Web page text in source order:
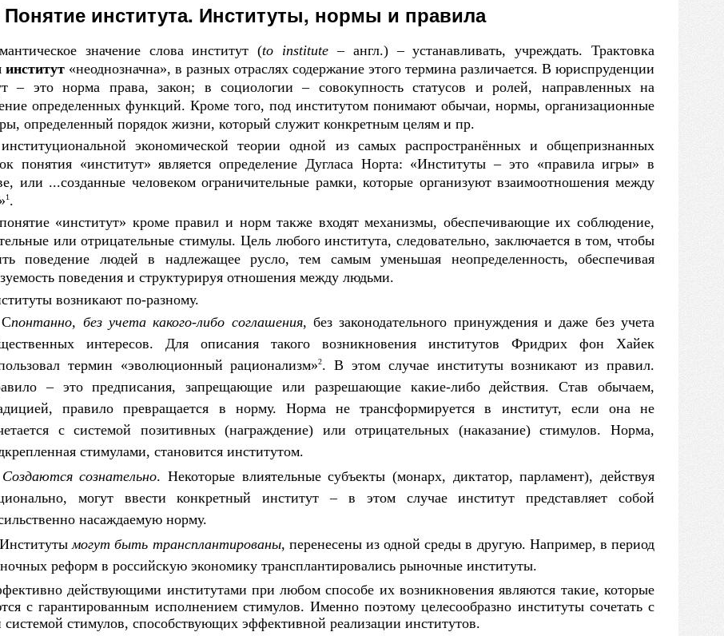
Понятие института. Институты, нормы и правила
значение слова институт (to institute –англ.)–устанавливать, учреждать. Трактовка
институт «неоднозначна», в разных отраслях содержание этого термина различается. В юриспруденции
–это норма права, закон; всоциологии –совокупность статусов иролей, направленныхна
определенных функций. Кроме того, под институтом понимают обычаи, нормы, организационные
определенный порядок жизни, который служит конкретным целям и пр.
институциональной экономической теории одной из самых распространённых иобщепризнанных
понятия «институт» является определение Дугласа Норта: «Институты –это «правила игры» в
или ...созданные человеком ограничительные рамки, которые организуют взаимоотношения между
1 .
понятие «институт» кроме правил и норм также входят механизмы, обеспечивающие их соблюдение,
или отрицательные стимулы. Цель любого института, следовательно, заключается втом, чтобы
поведение людейв надлежащее русло, тем самым уменьшая неопределенность, обеспечивая
поведения и структурируя отношения между людьми.
возникают по-разному.
Спонтанно, без учета какого-либо соглашения, без законодательного принужденияидаже без учета
интересов. Для описания такого возникновения институтов Фридрих фон Хайек
термин «эволюционный рационализм»2.Вэтом случае институты возникают из правил.
–это предписания, запрещающие или разрешающие какие-либо действия. Став обычаем,
правило превращается в норму. Норманетрансформируетсяв институт, если онане
ссистемой позитивных (награждение) или отрицательных (наказание) стимулов. Норма,
стимулами, становится институтом.
Создаются сознательно. Некоторые влиятельные субъекты (монарх, диктатор, парламент), действуя
могут ввести конкретный институт – в этом случае институт представляет собой
насаждаемую норму.
могут быть трансплантированы, перенесены из одной средыв другую. Например, впериод
реформ в российскую экономику трансплантировались рыночные институты.
действующими институтами при любом способе их возникновения являются такие, которые
сгарантированным исполнением стимулов. Именно поэтому целесообразно институты сочетатьс
системой стимулов, способствующих эффективной реализации институтов.